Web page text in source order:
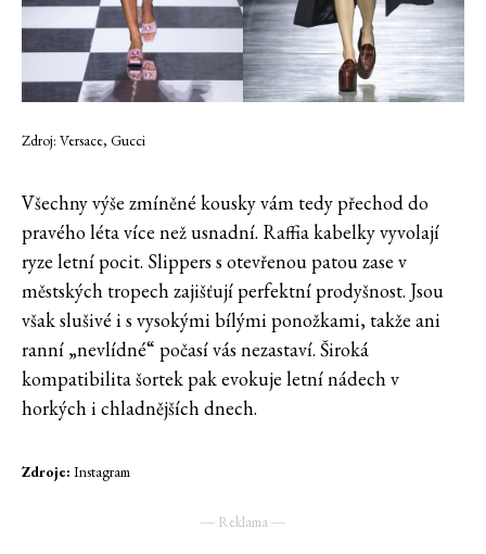
Zdroj: Versace, Gucci
Všechny výše zmíněné kousky vám tedy přechod do
pravého léta více než usnadní. Raffia kabelky vyvolají
ryze letní pocit. Slippers s otevřenou patou zase v
městských tropech zajišťují perfektní prodyšnost. Jsou
však slušivé i s vysokými bílými ponožkami, takže ani
ranní „nevlídné“ počasí vás nezastaví. Široká
kompatibilita šortek pak evokuje letní nádech v
horkých i chladnějších dnech.
Zdroje: Instagram
― Reklama ―